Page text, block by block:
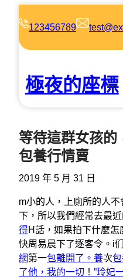
123456789
極夜的座標
等待這群女孩的
包養行情賣
2019 年 5 月 31 日
m小的人，上廁所的人
下，所以我們經常去最
得H話，如果拍下什麼怎
快周易晨下了逐客令。i
網第一包離開了。養次
了他，我的一切！”玲妃